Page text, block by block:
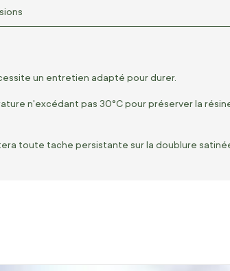
un entretien adapté pour durer.
n'excédant pas 30°C pour préserver la
toute tache persistante sur la doublure